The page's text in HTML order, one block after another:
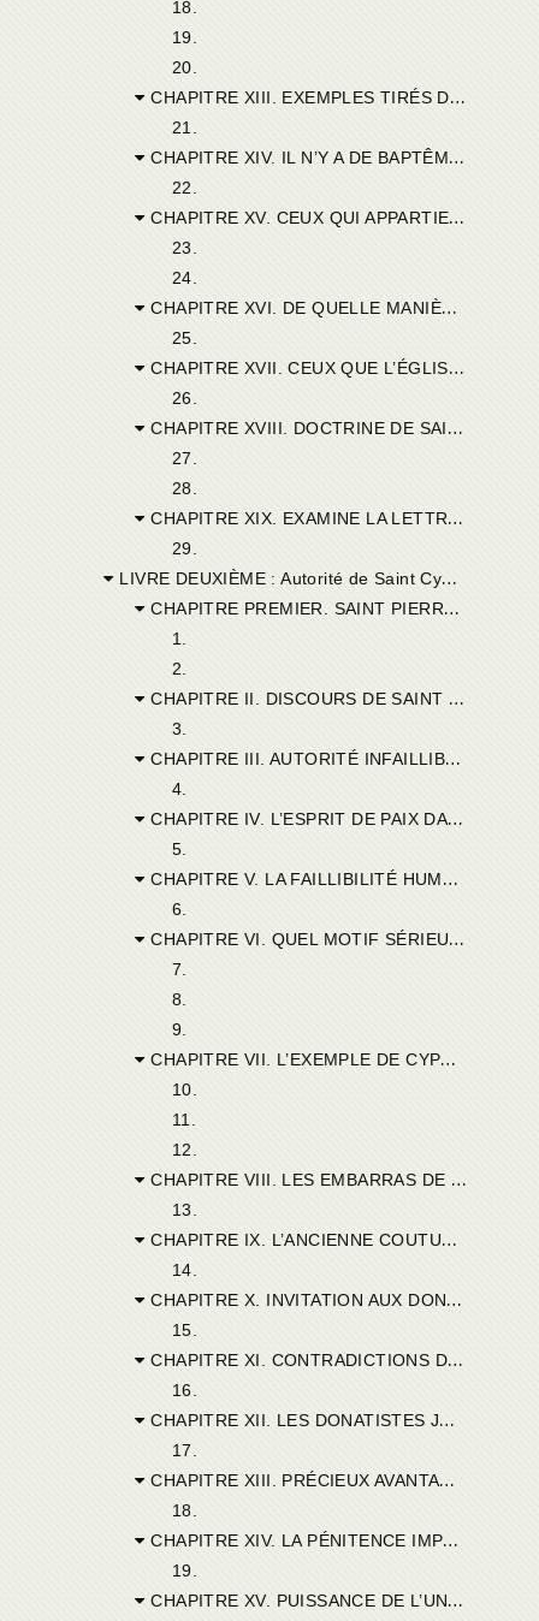
18.
19.
20.
CHAPITRE XIII. EXEMPLES TIRÉS DU BAPTÊME CONFÉRÉ EN CAS DE MORT.
21.
CHAPITRE XIV. IL N’Y A DE BAPTÊME QUE CELUI DE DIEU ET DE L’ÉGLISE.
22.
CHAPITRE XV. CEUX QUI APPARTIENNENT A L’ANCIEN ET AU NOUVEAU TESTAMENT.
23.
24.
CHAPITRE XVI. DE QUELLE MANIÈRE L’ÉGLISE ENFANTE LES UNS ET LES AUTRES.
25.
CHAPITRE XVII. CEUX QUE L’ÉGLISE REJETTE OU CONSERVE.
26.
CHAPITRE XVIII. DOCTRINE DE SAINT CYPRIEN SUR LE BAPTÊME.
27.
28.
CHAPITRE XIX. EXAMINE LA LETTRE DE SAINT CYPRIEN SUR LA RÉITÉRATION DU BAPTÊME.
29.
LIVRE DEUXIÈME : Autorité de Saint Cyprien.
CHAPITRE PREMIER. SAINT PIERRE PRESCRIVANT LA CIRCONCISION, ET SAINT CYPRIEN LA RÉITÉRATION DU BAPTÊME.
1.
2.
CHAPITRE II. DISCOURS DE SAINT CYPRIEN A L’OUVERTURE DU CONCILE.
3.
CHAPITRE III. AUTORITÉ INFAILLIBLE DES SAINTES ÉCRITURES.
4.
CHAPITRE IV. L’ESPRIT DE PAIX DANS LES DISCUSSIONS ENTRE CATHOLIQUES.
5.
CHAPITRE V. LA FAILLIBILITÉ HUMAINE.
6.
CHAPITRE VI. QUEL MOTIF SÉRIEUX AVAIENT DONC LES DONATISTES DE SE SÉPARER.
7.
8.
9.
CHAPITRE VII. L’EXEMPLE DE CYPRIEN LES INVITAIT A L’UNITÉ.
10.
11.
12.
CHAPITRE VIII. LES EMBARRAS DE SAINT CYPRIEN.
13.
CHAPITRE IX. L’ANCIENNE COUTUME DE L’ÉGLISE CONSTATÉE PAR CYPRIEN.
14.
CHAPITRE X. INVITATION AUX DONATISTES DE RENTRER EN EUX-MÊMES.
15.
CHAPITRE XI. CONTRADICTIONS DES DONATISTES.
16.
CHAPITRE XII. LES DONATISTES JUGÉS PAR LEUR CONDUITE A L’ÉGARD DES MAXIMIANISTES.
17.
CHAPITRE XIII. PRÉCIEUX AVANTAGES DE L’UNITÉ.
18.
CHAPITRE XIV. LA PÉNITENCE IMPOSÉE A CEUX QUI ONT ÉTÉ REBAPTISÉS.
19.
CHAPITRE XV. PUISSANCE DE L’UNITÉ.